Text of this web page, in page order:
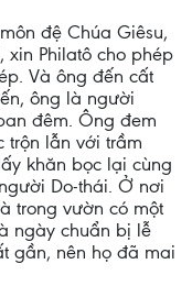
đệ Chúa Giêsu,
xin Philatô cho phép
Và ông đến cất
ông là người
đêm. Ông đem
trộn lẫn với trầm
khăn bọc lại cùng
Do-thái. Ở nơi
trong vườn có một
ngày chuẩn bị lễ
gần, nên họ đã mai